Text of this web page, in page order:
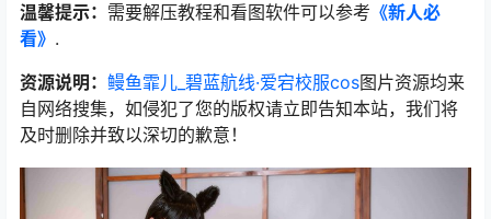
温馨提示： 需要解压教程和看图软件可以参考 《新人必
看》 .
资源说明： 鳗鱼霏儿_碧蓝航线·爱宕校服cos图片资源均来
自网络搜集，如侵犯了您的版权请立即告知本站，我们将
及时删除并致以深切的歉意！